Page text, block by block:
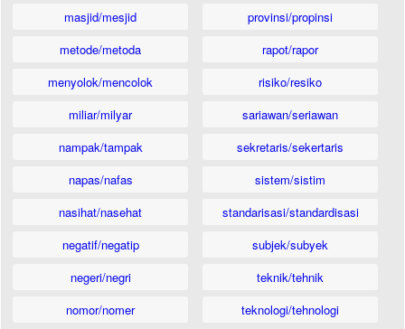
masjid/mesjid
metode/metoda
menyolok/mencolok
miliar/milyar
nampak/tampak
napas/nafas
nasihat/nasehat
negatif/negatip
negeri/negri
nomor/nomer
provinsi/propinsi
rapot/rapor
risiko/resiko
sariawan/seriawan
sekretaris/sekertaris
sistem/sistim
standarisasi/standardisasi
subjek/subyek
teknik/tehnik
teknologi/tehnologi